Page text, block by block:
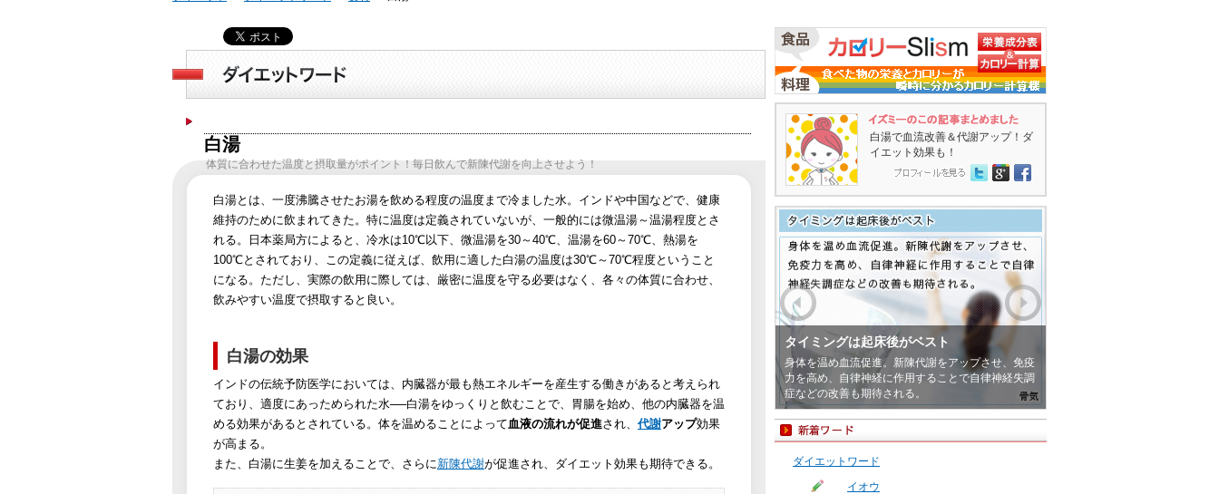
白湯
体質に合わせた温度と摂取量がポイント！毎日飲んで新陳代謝を向上させよう！
白湯とは、一度沸騰させたお湯を飲める程度の温度まで冷ました水。インドや中国などで、健康
維持のために飲まれてきた。特に温度は定義されていないが、一般的には微温湯～温湯程度とさ
れる。日本薬局方によると、冷水は10℃以下、微温湯を30～40℃、温湯を60～70℃、熱湯を
100℃とされており、この定義に従えば、飲用に適した白湯の温度は30℃～70℃程度ということ
になる。ただし、実際の飲用に際しては、厳密に温度を守る必要はなく、各々の体質に合わせ、
飲みやすい温度で摂取すると良い。
白湯の効果
インドの伝統予防医学においては、内臓器が最も熱エネルギーを産生する働きがあると考えられ
ており、適度にあっためられた水──白湯をゆっくりと飲むことで、胃腸を始め、他の内臓器を温
める効果があるとされている。体を温めることによって血液の流れが促進され、 代謝アップ効果
が高まる。
また、白湯に生姜を加えることで、さらに新陳代謝が促進され、ダイエット効果も期待できる。
白湯で血流改善＆代謝アップ！ダ
イエット効果も！
タイミングは起床後がベスト
身体を温め血流促進。新陳代謝をアップさせ、免疫
力を高め、自律神経に作用することで自律神経失調
症などの改善も期待される。
白湯の温度は体質に合わせて
おすすめの白湯の温度は人によって違う。体温が高
めの人には温めの40℃前後。冷えを感じやすい人は
50～60℃と、やや熱め白湯のおすすめ。
決められた量をゆっくりと飲む
一回あたり約150mlを5～10分かけゆっくりと飲む。
一日に700～800mlが適量。飲み過ぎると胃腸に負担
をかけ、必要な栄養素を排出させてしまう
ダイエットワード
イオウ